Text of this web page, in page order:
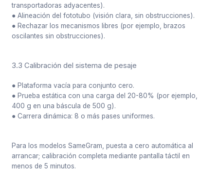
transportadoras adyacentes).
● Alineación del fototubo (visión clara, sin obstrucciones).
● Rechazar los mecanismos libres (por ejemplo, brazos
oscilantes sin obstrucciones).
3.3 Calibración del sistema de pesaje
● Plataforma vacía para conjunto cero.
● Prueba estática con una carga del 20-80% (por ejemplo,
400 g en una báscula de 500 g).
● Carrera dinámica: 8 o más pases uniformes.
Para los modelos SameGram, puesta a cero automática al
arrancar; calibración completa mediante pantalla táctil en
menos de 5 minutos.